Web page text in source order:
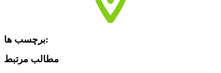
برچسب ها:
مطالب مرتبط